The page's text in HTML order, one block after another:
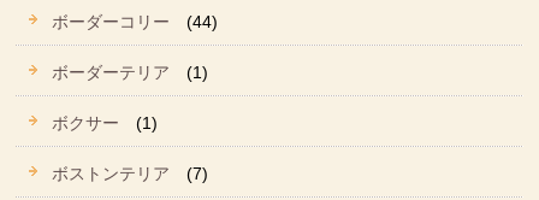
ボーダーコリー (44)
ボーダーテリア (1)
ボクサー (1)
ボストンテリア (7)